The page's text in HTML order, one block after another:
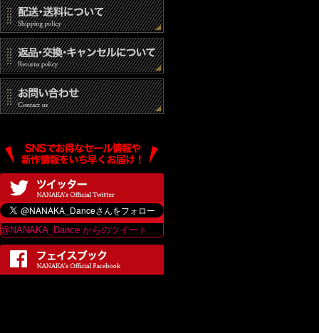
@NANAKA_Dance からのツイート